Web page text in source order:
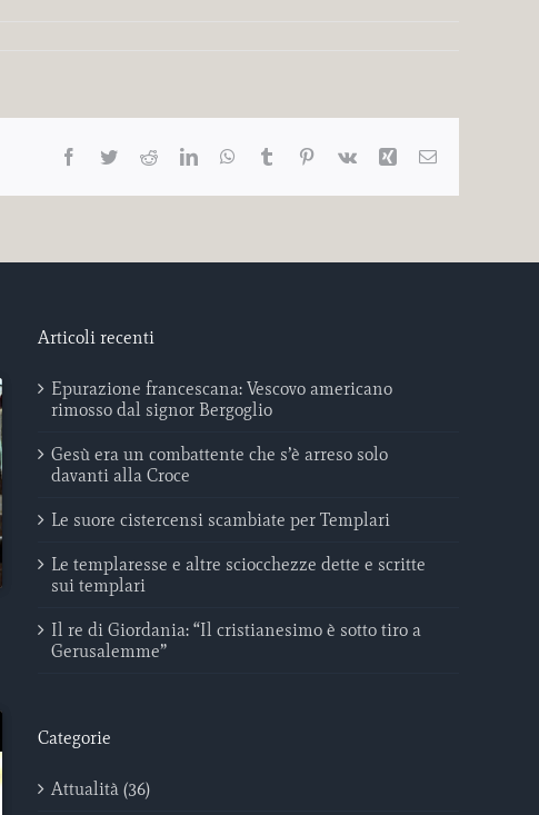
Facebook
TwitterRedditLinkedInWhatsApp
Tumblr Pinterest
Vk Xing Email
Articoli recenti
Epurazione francescana: Vescovo americano
rimosso dal signor Bergoglio
Gesù era un combattente che s’è arreso solo
davanti alla Croce
Le suore cistercensi scambiate per Templari
Le templaresse e altre sciocchezze dette e scritte
sui templari
Il re di Giordania: “Il cristianesimo è sotto tiro a
Gerusalemme”
Categorie
Attualità (36)